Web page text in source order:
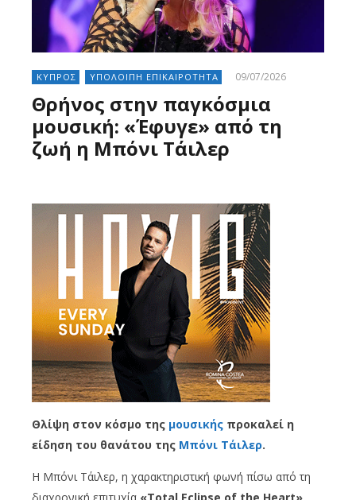
ΚΥΠΡΟΣ ΥΠΟΛΟΙΠΗ ΕΠΙΚΑΙΡΟΤΗΤΑ 09/07/2026
Θρήνος στην παγκόσμια
μουσική: «Έφυγε» από τη
ζωή η Μπόνι Τάιλερ
Θλίψη στον κόσμο της μουσικής προκαλεί η
είδηση του θανάτου της Μπόνι Τάιλερ.
Η Μπόνι Τάιλερ, η χαρακτηριστική φωνή πίσω από τη